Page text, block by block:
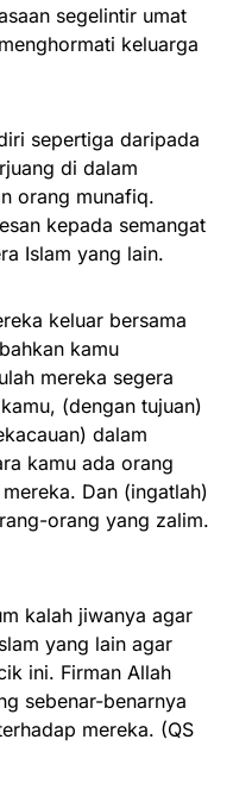
segelintir umat
keluarga
sepertiga daripada
di dalam
orang munafiq.
kepada semangat
Islam yang lain.
keluar bersama
kamu
mereka segera
(dengan tujuan)
dalam
kamu ada orang
Dan (ingatlah)
orang yang zalim.
kalah jiwanya agar
yang lain agar
ini. Firman Allah
sebenar-benarnya
mereka. (QS